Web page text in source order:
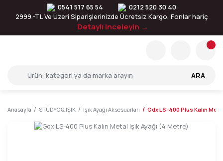
0541 517 65 54
0212 520 30 40
2999.-TL Ve Üzeri Siparişlerinizde Ücretsiz Kargo, Fonlar hariç
Detaylı inceleyin →
ARA
Anasayfa STÜDYO & IŞIK Işık Ayağı Aksesuarları Gdx LS-400 Plus Kalın